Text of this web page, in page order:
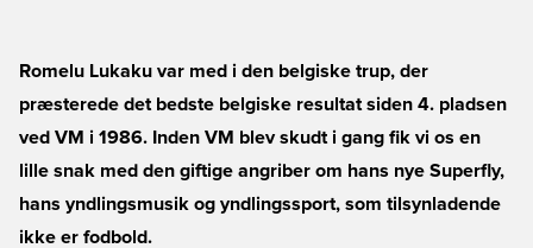
Romelu Lukaku var med i den belgiske trup, der
præsterede det bedste belgiske resultat siden 4. pladsen
ved VM i 1986. Inden VM blev skudt i gang fik vi os en
lille snak med den giftige angriber om hans nye Superfly,
hans yndlingsmusik og yndlingssport, som tilsynladende
ikke er fodbold.